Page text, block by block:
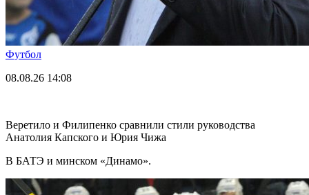
Футбол
08.08.26 14:08
Веретило и Филипенко сравнили стили руководства
Анатолия Капского и Юрия Чижа
В БАТЭ и минском «Динамо».